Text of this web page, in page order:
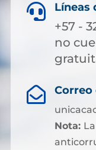
 Líneas
+57 -
no
 Correo
Nota:La